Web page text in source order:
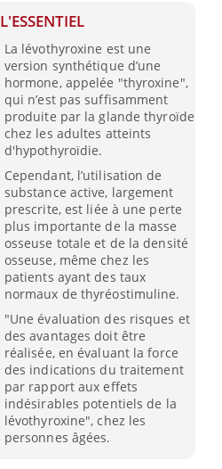
L'ESSENTIEL
La lévothyroxine est une
version synthétique d’une
hormone, appelée "thyroxine",
qui n’est pas suffisamment
produite par la glande thyroïde
chez les adultes atteints
d'hypothyroïdie.
Cependant, l’utilisation de
substance active, largement
prescrite, est liée à une perte
plus importante de la masse
osseuse totale et de la densité
osseuse, même chez les
patients ayant des taux
normaux de thyréostimuline.
"Une évaluation des risques et
des avantages doit être
réalisée, en évaluant la force
des indications du traitement
par rapport aux effets
indésirables potentiels de la
lévothyroxine", chez les
personnes âgées.